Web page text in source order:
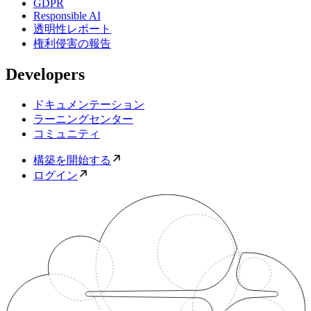
GDPR
Responsible AI
透明性レポート
権利侵害の報告
Developers
ドキュメンテーション
ラーニングセンター
コミュニティ
構築を開始する
ログイン